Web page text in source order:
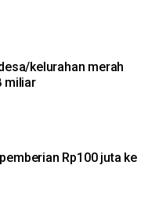
kelurahan merah
miliar
Rp100 juta ke